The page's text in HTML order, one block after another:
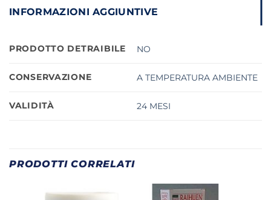
INFORMAZIONI AGGIUNTIVE
PRODOTTO DETRAIBILE NO
CONSERVAZIONE A TEMPERATURA AMBIENTE
VALIDITÀ 24 MESI
PRODOTTI CORRELATI